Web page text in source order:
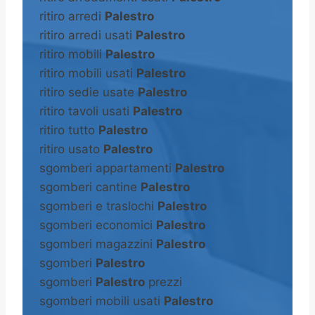
ritiro arredi Palestro
ritiro arredi usati Palestro
ritiro mobili Palestro
ritiro mobili usati Palestro
ritiro sedie usate Palestro
ritiro tavoli usati Palestro
ritiro tutto Palestro
ritiro usato Palestro
sgomberi appartamenti Palestro
sgomberi cantine Palestro
sgomberi e traslochi Palestro
sgomberi economici Palestro
sgomberi magazzini Palestro
sgomberi Palestro
sgomberi Palestro prezzi
sgomberi mobili usati Palestro